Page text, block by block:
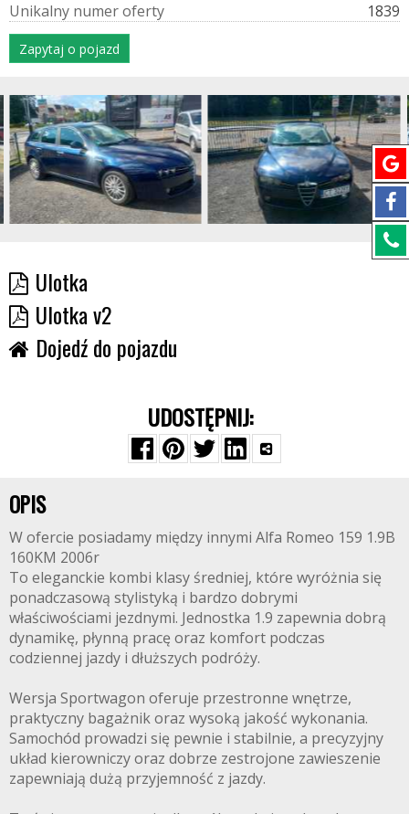
Unikalny numeroferty 1839
Zapytaj o pojazd
Ulotka
Ulotka v2
Dojedź do pojazdu
UDOSTĘPNIJ:
OPIS
W ofercie posiadamy między innymi Alfa Romeo 159 1.9B
160KM 2006r
To eleganckie kombi klasy średniej, które wyróżnia się
ponadczasową stylistyką i bardzo dobrymi
właściwościami jezdnymi. Jednostka 1.9 zapewnia dobrą
dynamikę, płynną pracę oraz komfort podczas
codziennej jazdy i dłuższych podróży.
Wersja Sportwagon oferuje przestronne wnętrze,
praktyczny bagażnik oraz wysoką jakość wykonania.
Samochód prowadzi się pewnie i stabilnie, a precyzyjny
układ kierowniczy oraz dobrze zestrojone zawieszenie
zapewniają dużą przyjemność z jazdy.